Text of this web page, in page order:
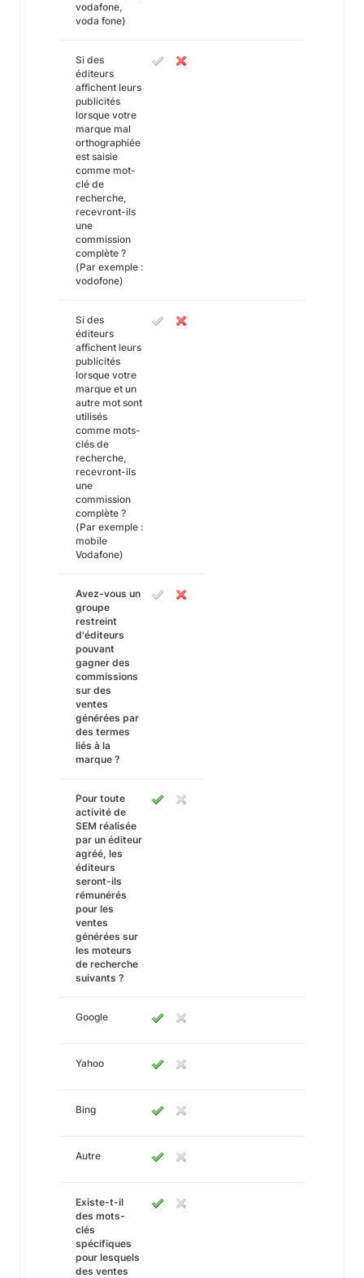
vodafone,
voda fone)
Si des
éditeurs
affichent leurs
publicités
lorsque votre
marque mal
orthographiée
est saisie
comme mot-
clé de
recherche,
recevront-ils
une
commission
complète ?
(Par exemple :
vodofone)
Si des
éditeurs
affichent leurs
publicités
lorsque votre
marque et un
autre mot sont
utilisés
comme mots-
clés de
recherche,
recevront-ils
une
commission
complète ?
(Par exemple :
mobile
Vodafone)
Avez-vous un
groupe
restreint
d'éditeurs
pouvant
gagner des
commissions
sur des
ventes
générées par
des termes
liés à la
marque ?
Pour toute
activité de
SEM réalisée
par un éditeur
agréé, les
éditeurs
seront-ils
rémunérés
pour les
ventes
générées sur
les moteurs
de recherche
suivants ?
Google
Yahoo
Bing
Autre
Existe-t-il
des mots-
clés
spécifiques
pour lesquels
des ventes